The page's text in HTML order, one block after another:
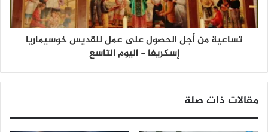
تساعية من أجل الحصول على عمل للقديس خوسيماريا
إسكريفا - اليوم التاسع
مقالات ذات صلة